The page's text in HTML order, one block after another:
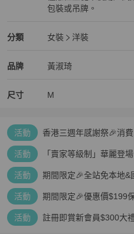
包裝或吊牌。
分類
女裝分類資訊女裝
洋裝
品牌
精品女裝 品牌介紹
黃淑琦
尺寸 M
活動
香港三週年感謝祭🎉消
活動 「賣家等級制」華麗登
活動 期間限定🎉全站免本地&
活動 期間限定🎉優惠價$199
活動 註冊即賞新會員$300大